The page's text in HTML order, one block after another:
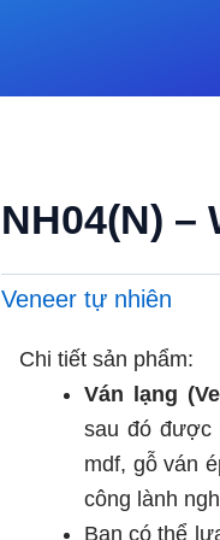
NH04(N) –
Veneer tự nhiên
Chi tiết sản phẩm:
Ván lạng
sau đó được
mdf, gỗ ván
công lành
Bạn có thể